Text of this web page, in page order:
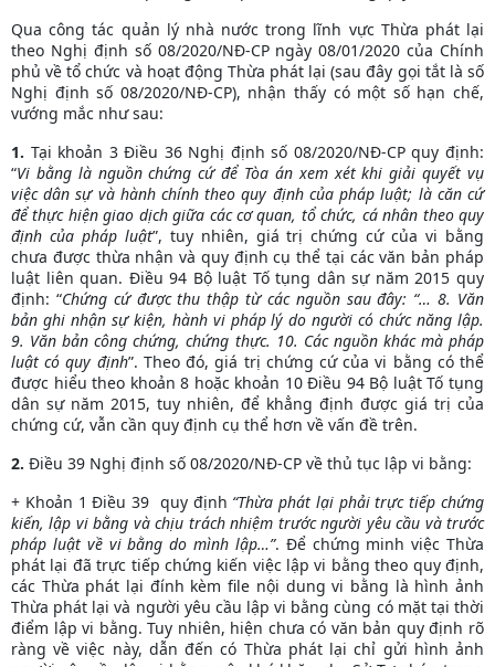
Qua công tác quản lý nhà nước trong lĩnh vực Thừa phát lại
theo Nghị định số 08/2020/NĐ-CP ngày 08/01/2020 của Chính
phủ về tổ chức và hoạt động Thừa phát lại (sau đây gọi tắt là số
Nghị định số 08/2020/NĐ-CP), nhận thấy có một số hạn chế,
vướng mắc như sau:
1. Tại khoản 3 Điều 36 Nghị định số 08/2020/NĐ-CP quy định:
“Vi bằng là nguồn chứng cứ để Tòa án xem xét khi giải quyết vụ
việc dân sự và hành chính theo quy định của pháp luật; là căn cứ
để thực hiện giao dịch giữa các cơ quan, tổ chức, cá nhân theo quy
định của pháp luật”, tuy nhiên, giá trị chứng cứ của vi bằng
chưa được thừa nhận và quy định cụ thể tại các văn bản pháp
luật liên quan. Điều 94 Bộ luật Tố tụng dân sự năm 2015 quy
định: “Chứng cứ được thu thập từ các nguồn sau đây: “… 8. Văn
bản ghi nhận sự kiện, hành vi pháp lý do người có chức năng lập.
9. Văn bản công chứng, chứng thực. 10. Các nguồn khác mà pháp
luật có quy định”. Theo đó, giá trị chứng cứ của vi bằng có thể
được hiểu theo khoản 8 hoặc khoản 10 Điều 94 Bộ luật Tố tụng
dân sự năm 2015, tuy nhiên, để khẳng định được giá trị của
chứng cứ, vẫn cần quy định cụ thể hơn về vấn đề trên.
2. Điều 39 Nghị định số 08/2020/NĐ-CP về thủ tục lập vi bằng:
+ Khoản 1 Điều 39 quy định “Thừa phát lại phải trực tiếp chứng
kiến, lập vi bằng và chịu trách nhiệm trước người yêu cầu và trước
pháp luật về vi bằng do mình lập…”. Để chứng minh việc Thừa
phát lại đã trực tiếp chứng kiến việc lập vi bằng theo quy định,
các Thừa phát lại đính kèm file nội dung vi bằng là hình ảnh
Thừa phát lại và người yêu cầu lập vi bằng cùng có mặt tại thời
điểm lập vi bằng. Tuy nhiên, hiện chưa có văn bản quy định rõ
ràng về việc này, dẫn đến có Thừa phát lại chỉ gửi hình ảnh